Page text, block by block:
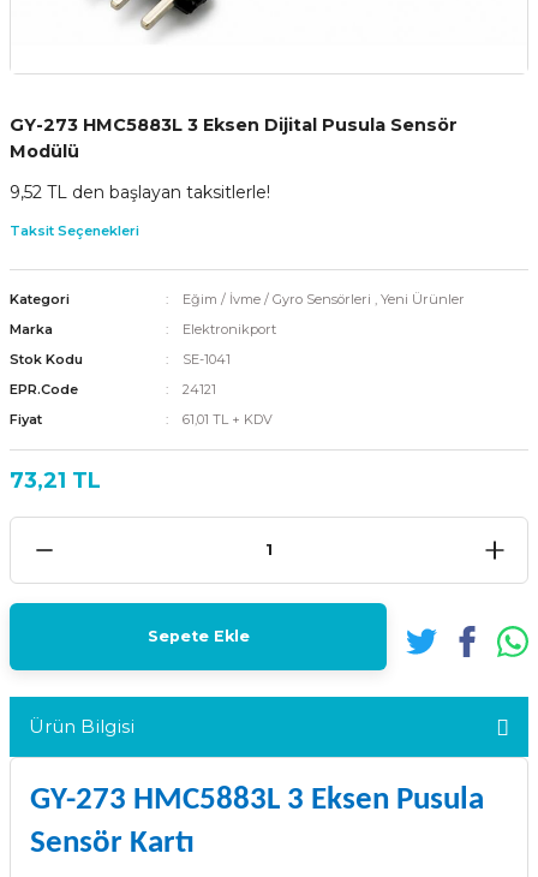
GY-273 HMC5883L 3 Eksen Dijital Pusula Sensör
Modülü
9,52 TL den başlayan taksitlerle!
Taksit Seçenekleri
Kategori Eğim / İvme / Gyro Sensörleri , Yeni Ürünler
Marka
Elektronikport
Stok Kodu
SE-1041
EPR.Code
24121
Fiyat
61,01 TL + KDV
73,21 TL
Sepete Ekle
Ürün Bilgisi
GY-273 HMC5883L 3 Eksen Pusula
Sensör Kartı